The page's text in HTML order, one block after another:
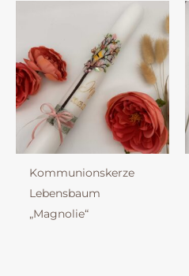
Kommunionskerze
Lebensbaum
„Magnolie“